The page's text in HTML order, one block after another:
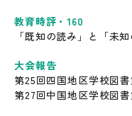
教育時評・160
「既知の読み」と「未
大会報告
第25回四国地区学校図
第27回中国地区学校図